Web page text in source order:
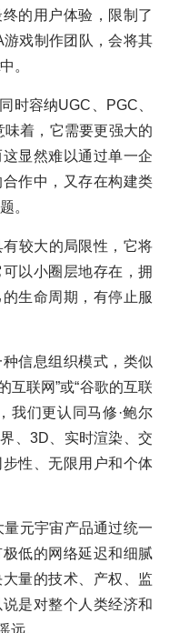
的用户体验，限制了
戏制作团队，会将其
。
时容纳UGC、PGC、
着，它需要更强大的
显然难以通过单一企
作中，又存在构建类
。
较大的局限性，它将
以小圈层地存在，拥
生命周期，有停止服
信息组织模式，类似
互联网”或“谷歌的互联
我们更认同马修·鲍尔
、3D、实时渲染、交
性、无限用户和个体
元宇宙产品通过统一
低的网络延迟和细腻
量的技术、产权、监
是对整个人类经济和
远。